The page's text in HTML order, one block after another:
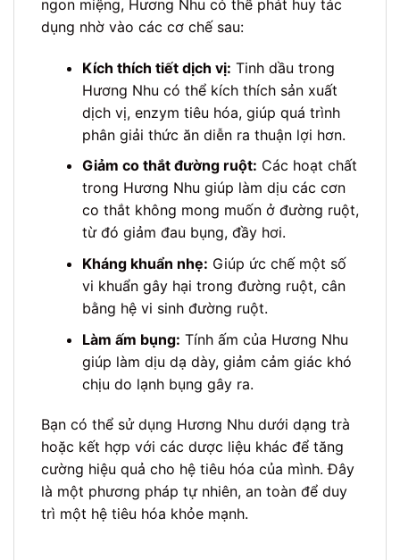
ngon miệng, Hương Nhu có thể phát huy tác
dụng nhờ vào các cơ chế sau:
Kích thích tiết dịch vị: Tinh dầu trong
Hương Nhu có thể kích thích sản xuất
dịch vị, enzym tiêu hóa, giúp quá trình
phân giải thức ăn diễn ra thuận lợi hơn.
Giảm co thắt đường ruột: Các hoạt chất
trong Hương Nhu giúp làm dịu các cơn
co thắt không mong muốn ở đường ruột,
từ đó giảm đau bụng, đầy hơi.
Kháng khuẩn nhẹ: Giúp ức chế một số
vi khuẩn gây hại trong đường ruột, cân
bằng hệ vi sinh đường ruột.
Làm ấm bụng: Tính ấm của Hương Nhu
giúp làm dịu dạ dày, giảm cảm giác khó
chịu do lạnh bụng gây ra.
Bạn có thể sử dụng Hương Nhu dưới dạng trà
hoặc kết hợp với các dược liệu khác để tăng
cường hiệu quả cho hệ tiêu hóa của mình. Đây
là một phương pháp tự nhiên, an toàn để duy
trì một hệ tiêu hóa khỏe mạnh.